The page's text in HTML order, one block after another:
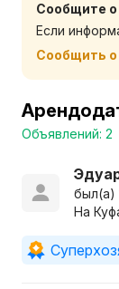
Не для
Заселение
срок. При
Сообщите
Если
Сообщить
Объявлений: 2
был(а)
На